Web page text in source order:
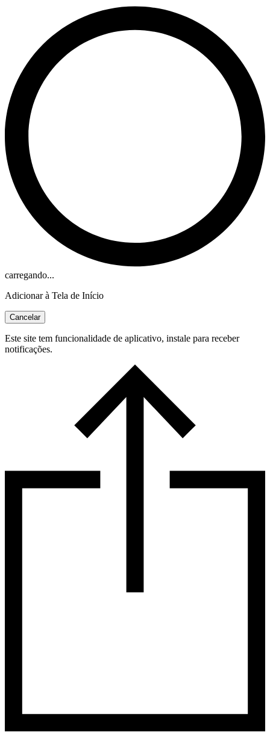
carregando...
Adicionar à Tela de Início
Cancelar
Este site tem funcionalidade de aplicativo, instale para receber
notificações.